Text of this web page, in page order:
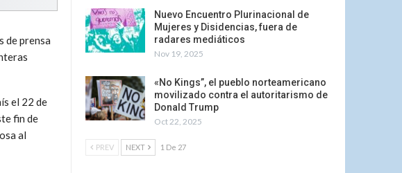
de prensa
el 22 de
fin de
al
Nuevo Encuentro Plurinacional de
Mujeres y Disidencias, fuera de
radares mediáticos
Nov 19, 2025
«No Kings”, el pueblo norteamericano
movilizado contra el autoritarismo de
Donald Trump
Oct 22, 2025
PREV NEXT 1 De 27